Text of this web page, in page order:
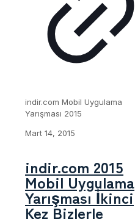
indir.com Mobil Uygulama
Yarışması 2015
Mart 14, 2015
indir.com 2015
Mobil Uygulama
Yarışması İkinci
Kez Bizlerle